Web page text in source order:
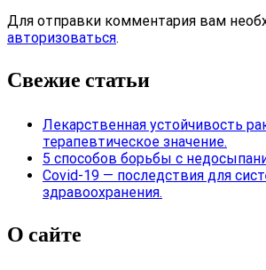
Для отправки комментария вам
авторизоваться.
Свежие статьи
Лекарственная устойчивость
терапевтическое значение.
5 способов борьбы с
Covid-19 — последствия для
здравоохранения.
О сайте